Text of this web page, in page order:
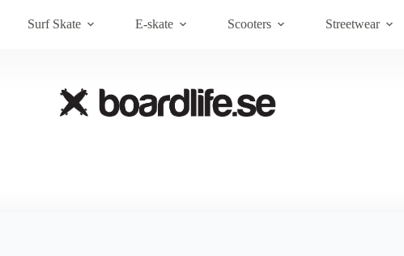
Brands Om Boardlife
Surf Skate E-skate Scooters Streetwear